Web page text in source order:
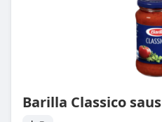
Barilla Classico saus